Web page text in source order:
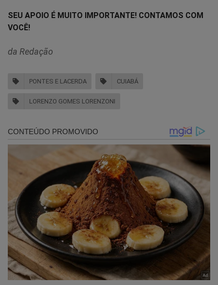
SEU APOIO É MUITO IMPORTANTE! CONTAMOS COM
VOCÊ!
da Redação
PONTES E LACERDA CUIABÁ
LORENZO GOMES LORENZONI